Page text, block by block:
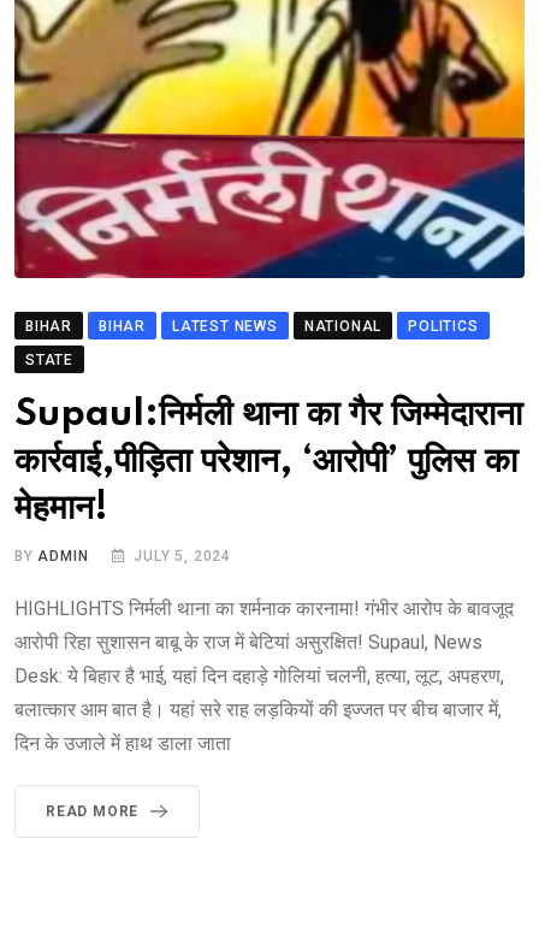
BIHAR BIHAR LATEST NEWS NATIONAL
POLITICS
STATE
Supaul:निर्मली थाना का गैर जिम्मेदाराना
कार्रवाई,पीड़िता परेशान, ‘आरोपी’ पुलिस का
मेहमान!
BY ADMIN JULY 5, 2024
HIGHLIGHTS निर्मली थाना का शर्मनाक कारनामा! गंभीर आरोप के बावजूद
आरोपी रिहा सुशासन बाबू के राज में बेटियां असुरक्षित! Supaul, News
Desk: ये बिहार है भाई, यहां दिन दहाड़े गोलियां चलनी, हत्या, लूट, अपहरण,
बलात्कार आम बात है। यहां सरे राह लड़कियों की इज्जत पर बीच बाजार में,
दिन के उजाले में हाथ डाला जाता
READ MORE